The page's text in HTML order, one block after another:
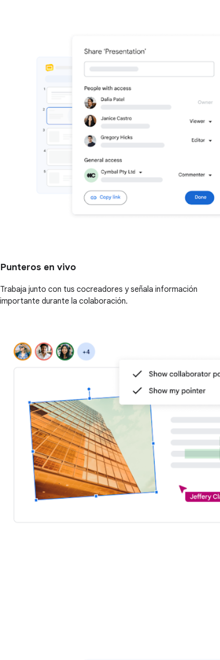
Punteros en vivo
Trabaja junto con tus cocreadores y señala información
importante durante la colaboración.